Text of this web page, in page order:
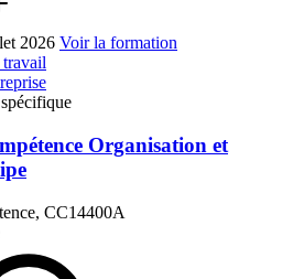
2026 Voir la formation
Organisation et
CC14400A